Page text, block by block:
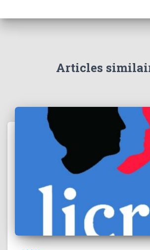
Articles